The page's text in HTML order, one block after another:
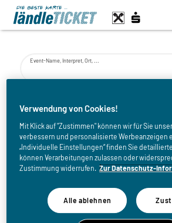
Event-Name, Interpret, Ort, ...
bis
Verwendung von Cookies!
Mit Klick auf "Zustimmen" können wir für Sie
verbessern und personalisierte Werbeanzeigen
„Individuelle Einstellungen“ finden Sie
können Verarbeitungen zulassen oder
Zustimmung widerrufen. Zur Datenschutz-
Alle ablehnen